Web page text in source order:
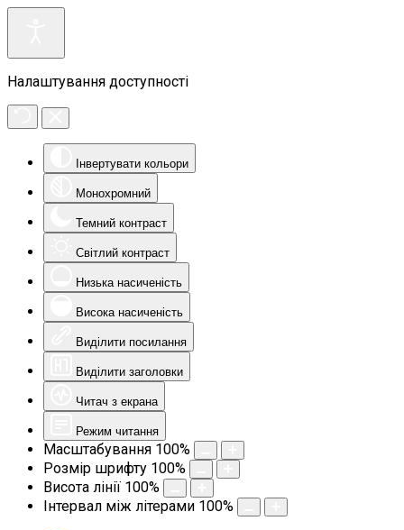
Налаштування доступності
Інвертувати кольори
Монохромний
Темний контраст
Світлий контраст
Низька насиченість
Висока насиченість
Виділити посилання
Виділити заголовки
Читач з екрана
Режим читання
Масштабування 100%
Розмір шрифту 100%
Висота лінії 100%
Інтервал між літерами 100%